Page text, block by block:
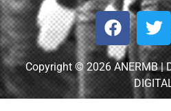
Copyright © 2026 ANERMB |